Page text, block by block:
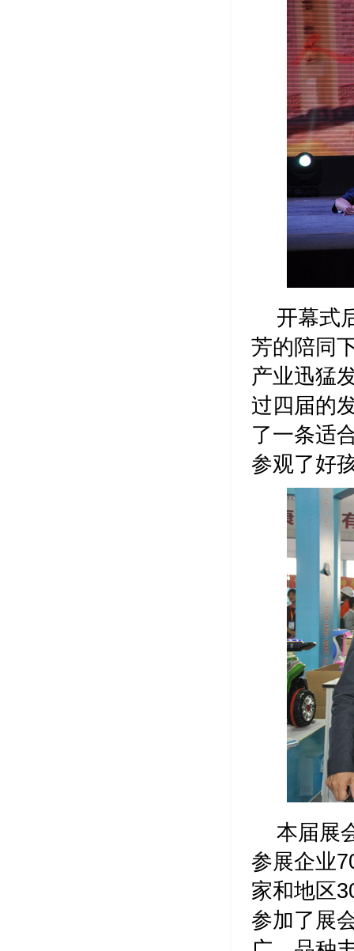
开幕式
芳的陪同
产业迅猛
过四届的
了一条适
参观了好
本届展
参展企业
家和地区
参加了展